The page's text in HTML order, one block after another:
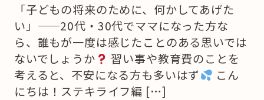
「子どもの将来のために、何かしてあげた
い」——20代・30代でママになった方な
ら、誰もが一度は感じたことのある思いでは
ないでしょうか
習い事や教育費のことを
考えると、不安になる方も多いはず
こん
にちは！ステキライフ編 […]